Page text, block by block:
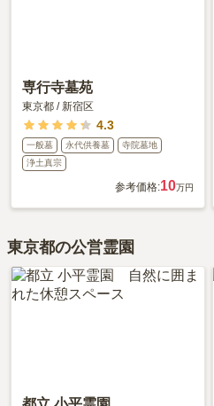
専行寺墓苑
東京都 /新宿区
4.3
一般墓 永代供養墓
寺院墓地
浄土真宗
参考価格:10万円
東京都の公営霊園